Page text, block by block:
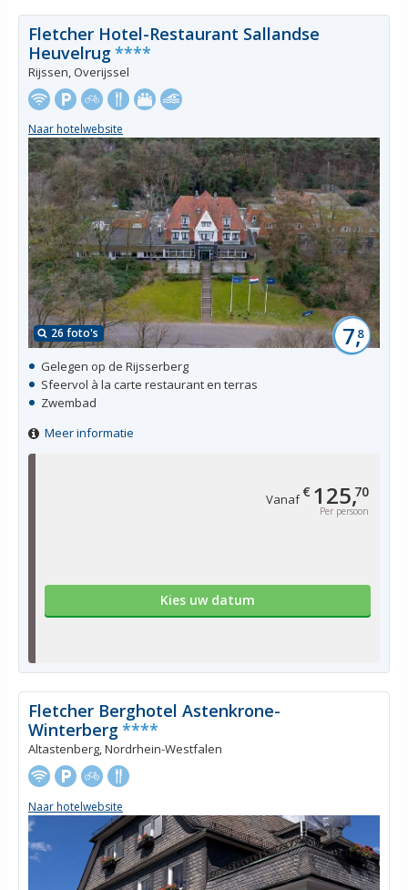
Vanaf€ 125,70
Per persoon
Kies uw datum
26 foto's 7,8
Fletcher Hotel-Restaurant Sallandse
Heuvelrug****
Rijssen, Overijssel
Naar hotelwebsite
Gelegen op de Rijsserberg
Sfeervol à la carte restaurant en terras
Zwembad
Meer informatie
Fletcher Berghotel Astenkrone-
Winterberg****
Altastenberg, Nordrhein-Westfalen
Naar hotelwebsite